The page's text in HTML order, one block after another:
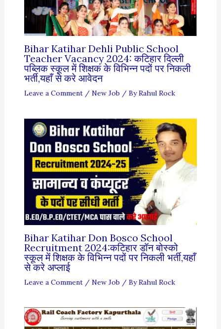
Bihar Katihar Dehli Public School
Teacher Vacancy 2024: कटिहार दिल्ली
पब्लिक स्कूल में शिक्षक के विभिन्न पदों पर निकली
भर्ती,यहाँ से करे आवेदन
Leave a Comment / New Job / ByRahul Rock
Bihar Katihar Don Bosco School
Recruitment 2024:कटिहार डॉन बोस्को
स्कूल में शिक्षक के विभिन्न पदों पर निकली भर्ती,यहाँ
से करे अप्लाई
Leave a Comment / New Job / ByRahul Rock